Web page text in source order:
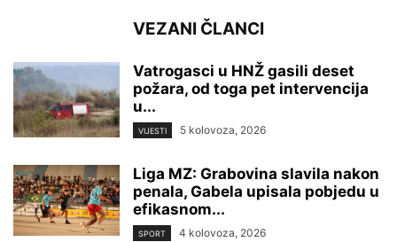
VEZANI ČLANCI
Vatrogasci u HNŽ gasili deset
požara, od toga pet intervencija
u...
VIJESTI 5 kolovoza, 2026
Liga MZ: Grabovina slavila nakon
penala, Gabela upisala pobjedu u
efikasnom...
SPORT 4 kolovoza, 2026